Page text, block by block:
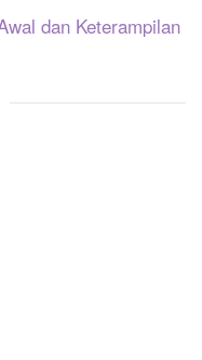
dan Keterampilan